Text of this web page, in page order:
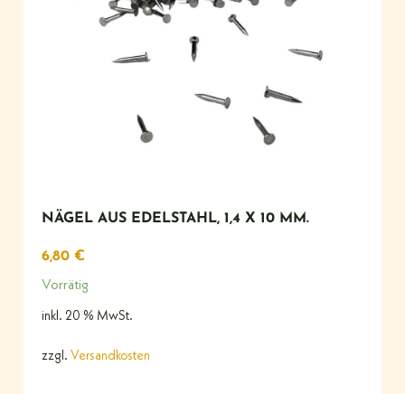
NÄGEL AUS EDELSTAHL, 1,4 X 10 MM.
6,80 €
Vorrätig
inkl. 20 % MwSt.
zzgl. Versandkosten